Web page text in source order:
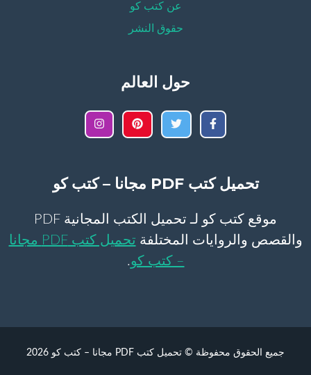
عن كتب كو
حقوق النشر
حول العالم
تحميل كتب PDF مجانا – كتب كو
موقع كتب كو لـ تحميل الكتب المجانية PDF
والقصص والروايات المختلفة
تحميل كتب PDF مجانا
– كتب كو.
جميع الحقوق محفوظة © تحميل كتب PDF مجانا – كتب كو 2026